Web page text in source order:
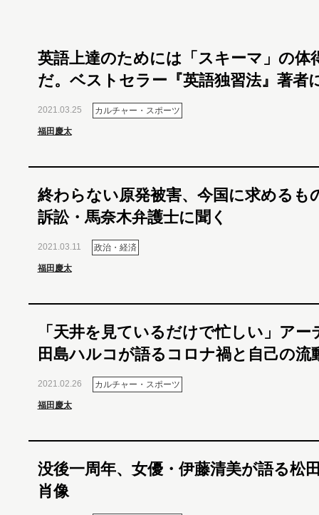
英語上達のためには「スキーマ」の体
だ。ベストセラー『英語独習法』著者
2021.03.25 カルチャー・スポーツ
福田慶太
終わらない原発被害、今国に求めるも
訴訟・馬奈木弁護士に聞く
2021.03.11 政治・経済
福田慶太
「天井を見ているだけで忙しい」アー
田島ハルコが語るコロナ禍と自己の流
2021.02.26 カルチャー・スポーツ
福田慶太
没後一周年、女優・伊藤清美が語る松
肖像